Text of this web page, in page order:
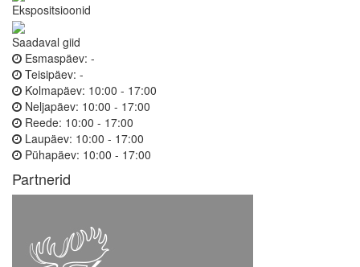
Ekspositsioonid
Saadaval giid
Esmaspäev: -
Teisipäev: -
Kolmapäev: 10:00 - 17:00
Neljapäev: 10:00 - 17:00
Reede: 10:00 - 17:00
Laupäev: 10:00 - 17:00
Pühapäev: 10:00 - 17:00
Partnerid